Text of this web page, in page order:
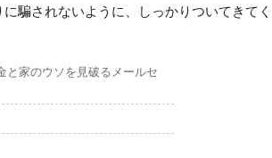
騙されないように、しっかりついてきてく
と家のウソを見破るメールセ